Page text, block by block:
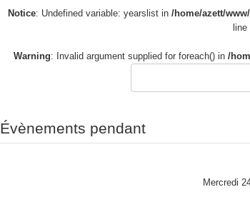
Notice: Undefined variable: yearslist in /home/azett/
line
Warning: Invalid argument supplied for foreach() in/
Évènements pendant
Mercredi